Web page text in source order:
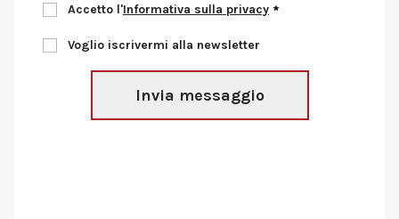
Accetto l'Informativa sulla privacy
Voglio iscrivermi alla newsletter
Invia messaggio